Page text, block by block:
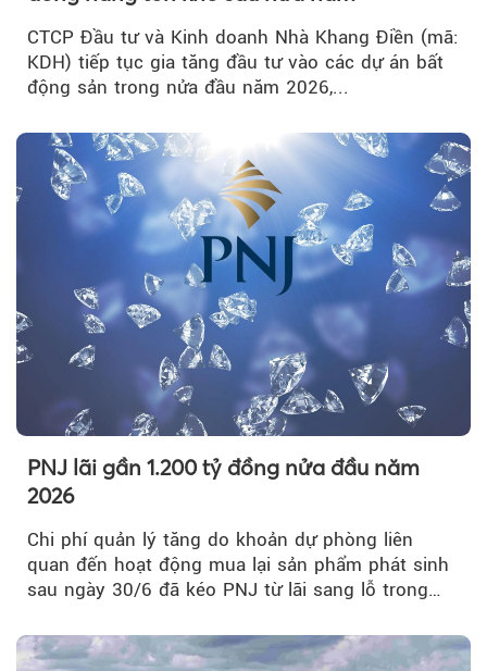
CTCP Đầu tư và Kinh doanh Nhà Khang Điền (mã:
KDH) tiếp tục gia tăng đầu tư vào các dự án bất
động sản trong nửa đầu năm 2026,...
PNJ lãi gần 1.200 tỷ đồng nửa đầu năm
2026
Chi phí quản lý tăng do khoản dự phòng liên
quan đến hoạt động mua lại sản phẩm phát sinh
sau ngày 30/6 đã kéo PNJ từ lãi sang lỗ trong